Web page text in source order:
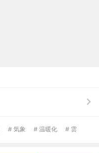
# 気象 # 温暖化 # 雲